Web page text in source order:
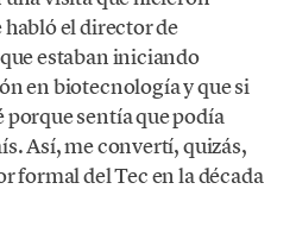
el director de
estaban iniciando
en biotecnología y que si
sentía que podía
Así, me convertí, quizás,
formal del Tec en la década